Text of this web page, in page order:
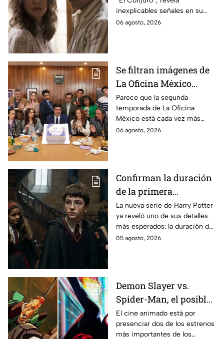
durante la grabación de
la película
inexplicables señales en su
cuerpo durante el rodaje de la
06 agosto, 2026
Se filtran imágenes de
La Oficina México
temporada 2 y un
detalle desata teorías
entre los fans
Parece que la segunda
temporada de La Oficina
México está cada vez más
cerca, pues el elenco ya se
06 agosto, 2026
Confirman la duración
de la primera
temporada de Harry
Potter y emocionará a
los fans de los libros
La nueva serie de Harry Potter
ya reveló uno de sus detalles
más esperados: la duración de
la primera temporada basada
05 agosto, 2026
Demon Slayer vs.
Spider-Man, el posible
gran enfrentamiento
en taquilla del 2027
El cine animado está por
presenciar dos de los estrenos
más importantes de los